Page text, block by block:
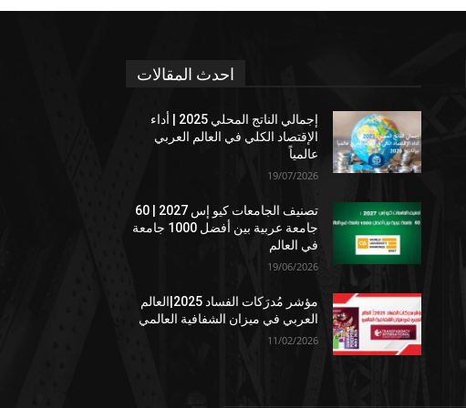
احدث المقالات
إجمالي الناتج المحلي 2025 | أداء
الإقتصاد الكلي في العالم العربي
عالمياً
19/07/2026
تصنيف الجامعات كيو إس 2027 | 60
جامعة عربية بين أفضل 1000 جامعة
في العالم
19/06/2026
مؤشر مُدرَكات الفساد 2025|العالم
العربي في ميزان الشفافية العالمي
11/02/2026